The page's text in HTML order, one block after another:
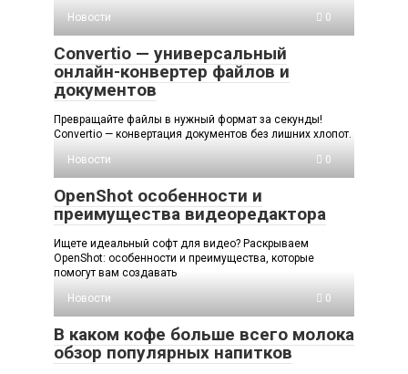
Новости
0
Convertio — универсальный
онлайн-конвертер файлов и
документов
Превращайте файлы в нужный формат за секунды!
Convertio — конвертация документов без лишних хлопот.
Новости
0
OpenShot особенности и
преимущества видеоредактора
Ищете идеальный софт для видео? Раскрываем
OpenShot: особенности и преимущества, которые
помогут вам создавать
Новости
0
В каком кофе больше всего молока
обзор популярных напитков